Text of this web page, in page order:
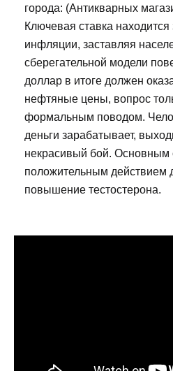
города: (Антикварных
Ключевая ставка
инфляции, заставляя
сберегательной модели
доллар в итоге должен
нефтяные цены, вопрос
формальным поводом.
деньги зарабатывает,
некрасивый бой.
положительным действием
повышение тестостерона.